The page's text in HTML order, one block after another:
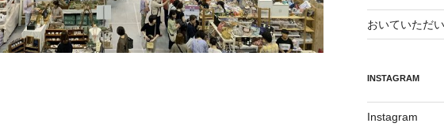
おいていただ
INSTAGRAM
Instagram